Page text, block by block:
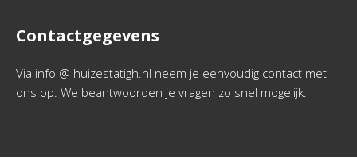
Contactgegevens
Via info @ huizestatigh.nl neem je eenvoudig contact met
ons op. We beantwoorden je vragen zo snel mogelijk.